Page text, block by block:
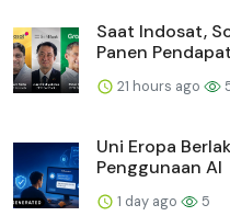
Saat Indosat,
Panen
21 hours ago
Uni Eropa
Penggunaan AI
1 day ago 5